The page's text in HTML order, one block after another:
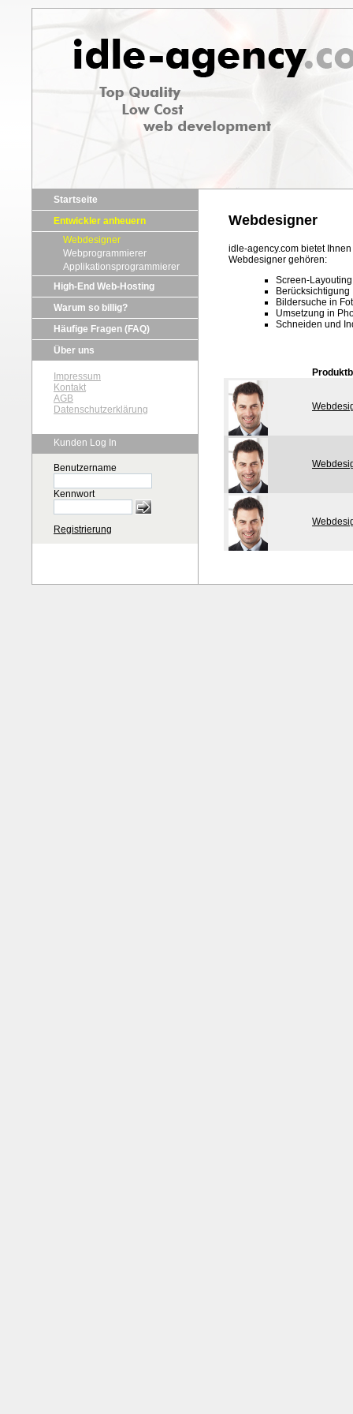
Startseite
Entwickler anheuern
Webdesigner
Webprogrammierer
Applikationsprogrammierer
High-End Web-Hosting
Warum so billig?
Häufige Fragen (FAQ)
Über uns
Impressum
Kontakt
AGB
Datenschutzerklärung
Kunden Log In
Benutzername
Kennwort
Registrierung
Webdesigner
idle-agency.com bietet
Webdesigner gehören:
Screen-Layouting
Bildersuche in
Umsetzung in
Schneiden und